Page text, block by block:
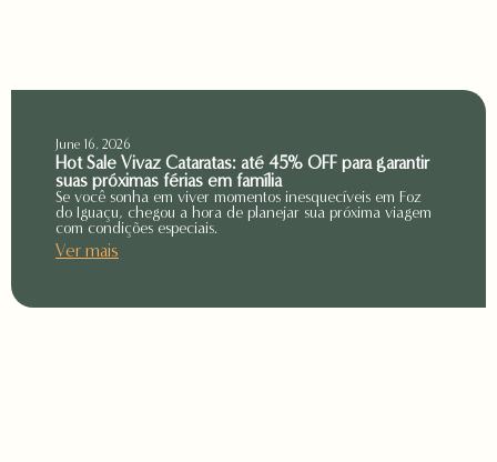
June 16, 2026
Hot Sale Vivaz Cataratas: até 45% OFF para garantir
suas próximas férias em família
Se você sonha em viver momentos inesquecíveis em Foz
do Iguaçu, chegou a hora de planejar sua próxima viagem
com condições especiais.
Ver mais